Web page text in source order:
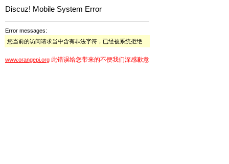
Discuz! Mobile System Error
Error messages:
您当前的访问请求当中含有非法字符，已经被系统拒绝
www.orangepi.org 此错误给您带来的不便我们深感歉意